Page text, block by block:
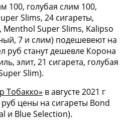
100, голубая слим 100,
Slims, 24 сигареты,
Menthol Super Slims, Kalipso
7 и слим) подешевеют на
руб станут дешевле Корона
элит, 21 сигарета, голубая
Slim).
Тобакко» в августе 2021 г
цены на сигареты Bond
и Blue Selection).